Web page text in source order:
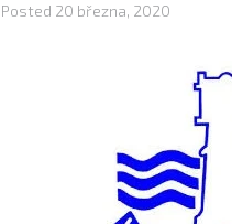
Posted 20 března, 2020